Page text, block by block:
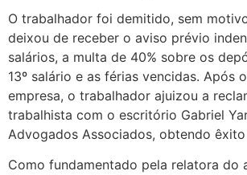
O trabalhador foi demitido, sem
deixou de receber o aviso prévio
salários, a multa de 40% sobre os
13º salário e as férias vencidas. Após
empresa, o trabalhador ajuizou a
trabalhista com o escritório Gabriel
Advogados Associados, obtendo
Como fundamentado pela relatora do